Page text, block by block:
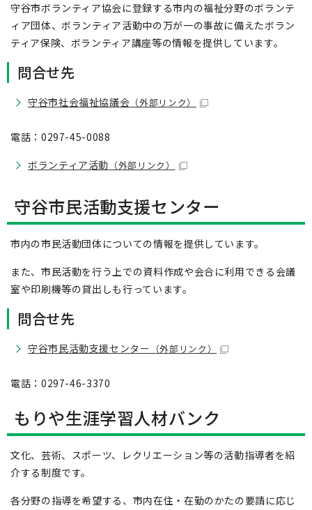
守谷市ボランティア協会に登録する市内の福祉分野のボランテ
ィア団体、ボランティア活動中の万が一の事故に備えたボラン
ティア保険、ボランティア講座等の情報を提供しています。
問合せ先
守谷市社会福祉協議会 （外部リンク）
電話：0297-45-0088
ボランティア活動 （外部リンク）
守谷市民活動支援センター
市内の市民活動団体についての情報を提供しています。
また、市民活動を行う上での資料作成や会合に利用できる会議
室や印刷機等の貸出しも行っています。
問合せ先
守谷市民活動支援センター （外部リンク）
電話：0297-46-3370
もりや生涯学習人材バンク
文化、芸術、スポーツ、レクリエーション等の活動指導者を紹
介する制度です。
各分野の指導を希望する、市内在住・在勤のかたの要請に応じ